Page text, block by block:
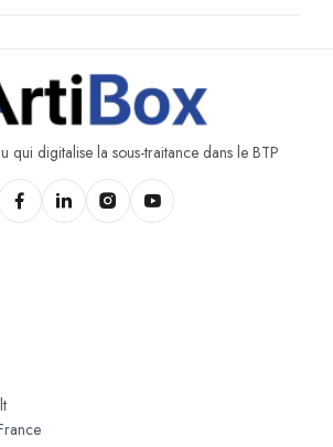
qui digitalise la sous-traitance dans le BTP